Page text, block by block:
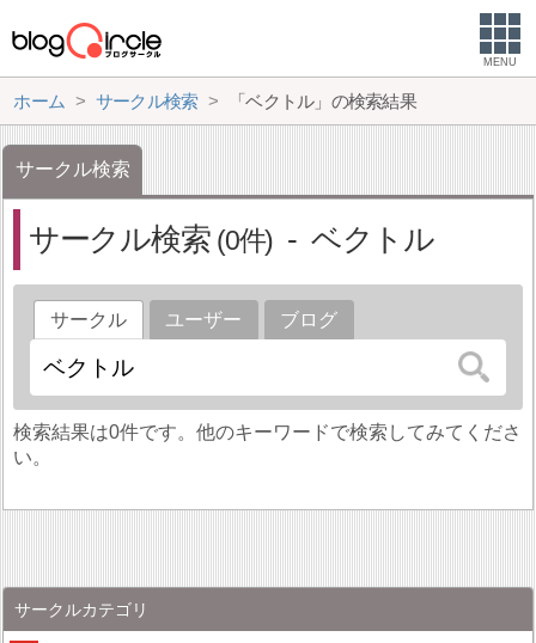
MENU
ホーム サークル検索 「ベクトル」の検索結果
サークル検索
サークル検索 0 ベクトル
サークル ユーザー ブログ
検索結果は0件です。他のキーワードで検索してみてくださ
い。
サークルカテゴリ